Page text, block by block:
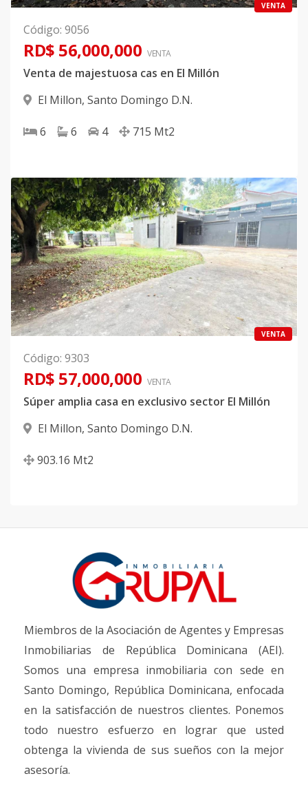
VENTA
Código: 9056
RD$ 56,000,000 VENTA
Venta de majestuosa cas en El Millón
El Millon, Santo Domingo D.N.
6 6 4 715 Mt2
VENTA
Código: 9303
RD$ 57,000,000 VENTA
Súper amplia casa en exclusivo sector El Millón
El Millon, Santo Domingo D.N.
903.16 Mt2
Miembros de la Asociación de Agentes y Empresas
Inmobiliarias de República Dominicana (AEI).
Somos una empresa inmobiliaria con sede en
Santo Domingo, República Dominicana, enfocada
en la satisfacción de nuestros clientes. Ponemos
todo nuestro esfuerzo en lograr que usted
obtenga la vivienda de sus sueños con la mejor
asesoría.